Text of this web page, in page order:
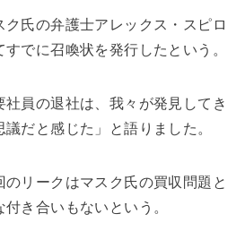
ク氏の弁護士アレックス・スピロ
でに召喚状を発行したという。
社員の退社は、我々が発見してき
だと感じた」と語りました。
リークはマスク氏の買収問題と
き合いもないという。